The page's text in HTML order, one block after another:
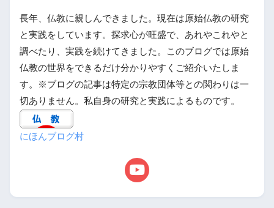
長年、仏教に親しんできました。現在は原始仏教の研究
と実践をしています。探求心が旺盛で、あれやこれやと
調べたり、実践を続けてきました。このブログでは原始
仏教の世界をできるだけ分かりやすくご紹介いたしま
す。※ブログの記事は特定の宗教団体等との関わりは一
切ありません。私自身の研究と実践によるものです。
にほんブログ村